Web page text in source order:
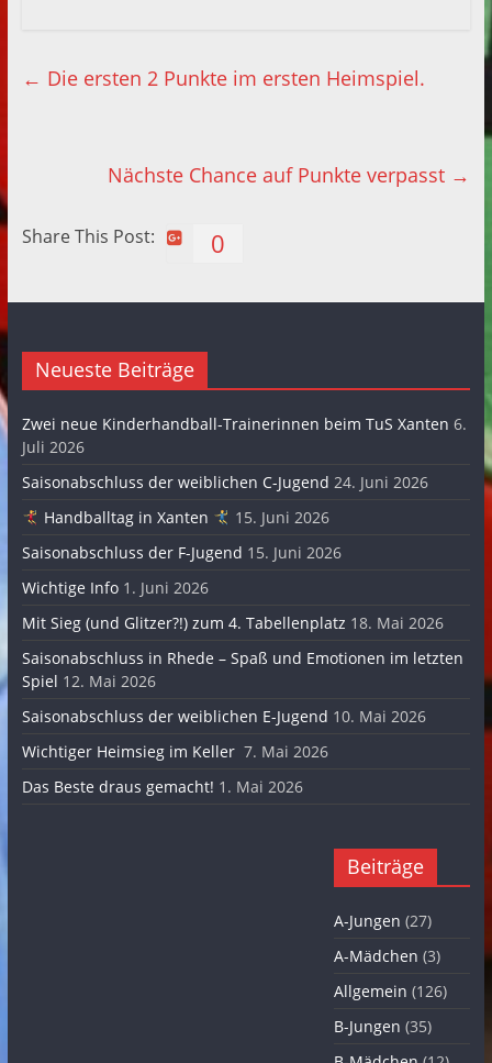
← Die ersten 2 Punkte im ersten Heimspiel.
Nächste Chance auf Punkte verpasst →
Share This Post: 0
Neueste Beiträge
Zwei neue Kinderhandball-Trainerinnen beim TuS Xanten 6.
Juli 2026
Saisonabschluss der weiblichen C-Jugend 24. Juni 2026
Handballtag in Xanten
15. Juni 2026
Saisonabschluss der F-Jugend 15. Juni 2026
Wichtige Info 1. Juni 2026
Mit Sieg (und Glitzer?!) zum 4. Tabellenplatz 18. Mai 2026
Saisonabschluss in Rhede – Spaß und Emotionen im letzten
Spiel 12. Mai 2026
Saisonabschluss der weiblichen E-Jugend 10. Mai 2026
Wichtiger Heimsieg im Keller 7. Mai 2026
Das Beste draus gemacht! 1. Mai 2026
Beiträge
A-Jungen (27)
A-Mädchen (3)
Allgemein (126)
B-Jungen (35)